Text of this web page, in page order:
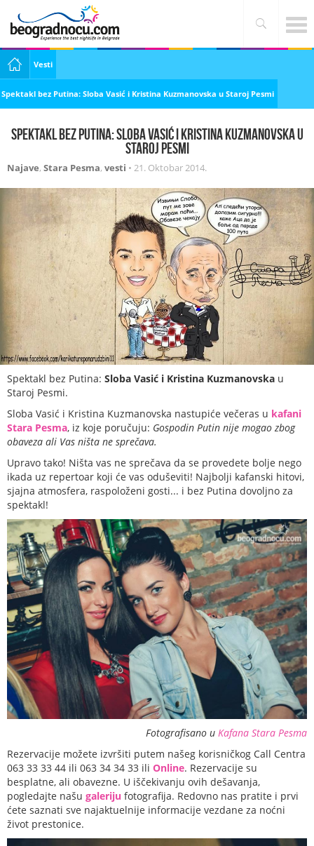
Vesti
Spektakl bez Putina: Sloba Vasić i Kristina Kuzmanovska u Staroj Pesmi
Spektakl bez Putina: Sloba Vasić i Kristina Kuzmanovska u
Staroj Pesmi
Najave, Stara Pesma, vesti • 21. Oktobar 2014.
Spektakl bez Putina: Sloba Vasić i Kristina Kuzmanovska u
Staroj Pesmi.
Sloba Vasić i Kristina Kuzmanovska nastupiće večeras u kafani
Stara Pesma, iz koje poručuju: Gospodin Putin nije mogao zbog
obaveza ali Vas ništa ne sprečava.
Upravo tako! Ništa vas ne sprečava da se provedete bolje nego
ikada uz repertoar koji će vas oduševiti! Najbolji kafanski hitovi,
sjajna atmosfera, raspoloženi gosti... i bez Putina dovoljno za
spektakl!
Fotografisano u Kafana Stara Pesma
Rezervacije možete izvršiti putem našeg korisničkog Call Centra
063 33 33 44 ili 063 34 34 33 ili Online. Rezervacije su
besplatne, ali obavezne. U iščekivanju ovih dešavanja,
pogledajte našu galeriju fotografija. Redovno nas pratite i prvi
ćete saznati sve najaktuelnije informacije vezdane za noćni
život prestonice.